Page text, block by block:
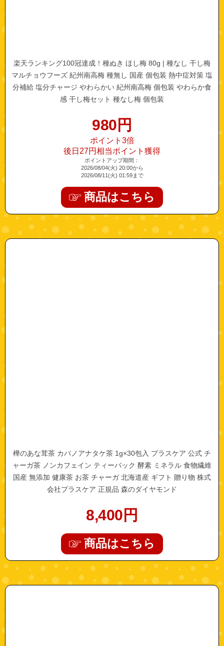
楽天ランキング100冠達成！種ぬき ほし梅 80g | 種なし 干し梅
マルチョウフーズ 紀州南高梅 種無し 国産 個包装 熱中症対策 塩
分補給 塩分チャージ やわらかい 紀州南高梅 個包装 やわらか食
感 干し梅セット 種なし梅 個包装
980 円
ポイント3倍
後日27円相当ポイント獲得
ポイントアップ期間：
2026/08/04(火) 20:00から
2026/08/11(火) 01:59まで
商品はこちら
"pula-b002tiucd6-1"
樺のあな茸茶 カバノアナタケ茶 1g×30包入 プラスケア 公式 チ
ャーガ茶 ノンカフェイン ティーバック 酵素 ミネラル 食物繊維
国産 無添加 健康茶 お茶 チャーガ 北海道産 ギフト 贈り物 株式
会社プラスケア 正規品 森のダイヤモンド
8,400 円
商品はこちら
"yasuda-koshoku"